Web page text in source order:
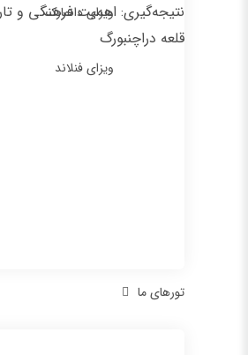
ویزای دانمارک
ویزای فنلاند
تورهای ما
نتیجه‌گیری: اهمیت فرهنگی و
قلعه دراچنبورگ